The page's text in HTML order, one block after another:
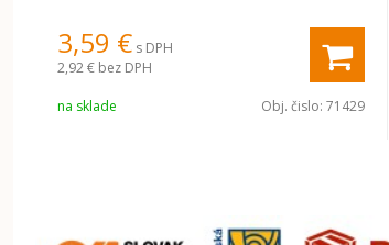
3,59 € s DPH
2,92 € bez DPH
na sklade Obj. čislo: 71429